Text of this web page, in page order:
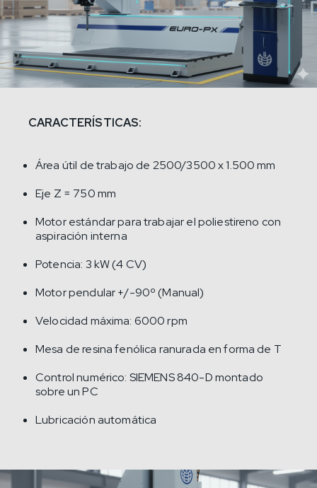
CARACTERÍSTICAS:
Área útil de trabajo de 2500/3500 x 1.500 mm
Eje Z = 750 mm
Motor estándar para trabajar el poliestireno con
aspiración interna
Potencia: 3 kW (4 CV)
Motor pendular +/-90º (Manual)
Velocidad máxima: 6000 rpm
Mesa de resina fenólica ranurada en forma de T
Control numérico: SIEMENS 840-D montado
sobre un PC
Lubricación automática